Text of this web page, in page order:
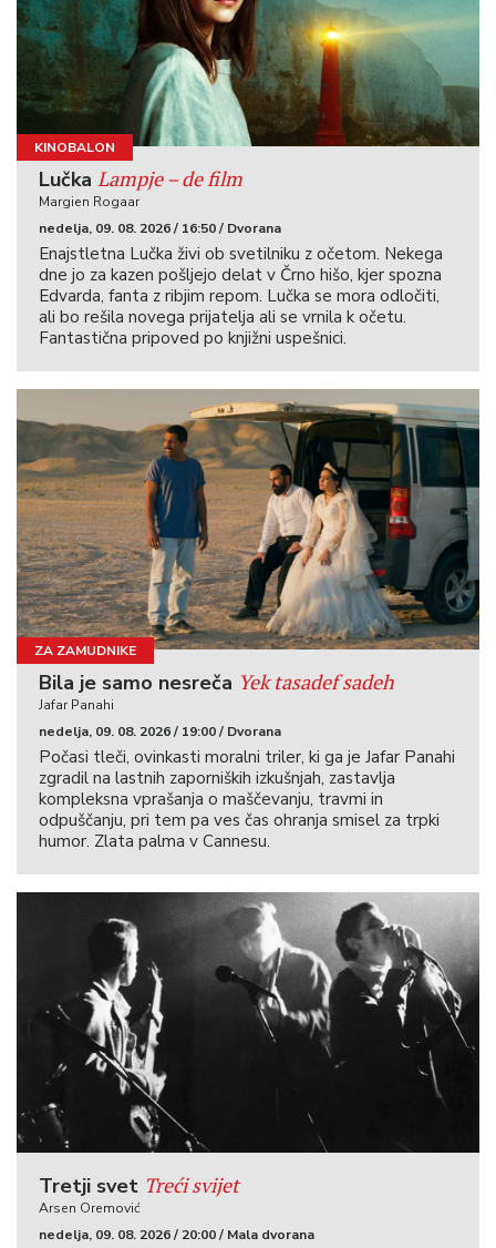
KINOBALON
Lučka Lampje – de film
Margien Rogaar
nedelja, 09. 08. 2026 / 16:50 / Dvorana
Enajstletna Lučka živi ob svetilniku z očetom. Nekega
dne jo za kazen pošljejo delat v Črno hišo, kjer spozna
Edvarda, fanta z ribjim repom. Lučka se mora odločiti,
ali bo rešila novega prijatelja ali se vrnila k očetu.
Fantastična pripoved po knjižni uspešnici.
ZA ZAMUDNIKE
Bila je samo nesreča Yek tasadef sadeh
Jafar Panahi
nedelja, 09. 08. 2026 / 19:00 / Dvorana
Počasi tleči, ovinkasti moralni triler, ki ga je Jafar Panahi
zgradil na lastnih zaporniških izkušnjah, zastavlja
kompleksna vprašanja o maščevanju, travmi in
odpuščanju, pri tem pa ves čas ohranja smisel za trpki
humor. Zlata palma v Cannesu.
Tretji svet Treći svijet
Arsen Oremović
nedelja, 09. 08. 2026 / 20:00 / Mala dvorana